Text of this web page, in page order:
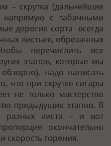
– скрутка (дальнейшие
напрямую с табачными
дорогие сорта всегда
листьев, обрезанных
перечислить все
этапов, которые мы
надо написать
что при скрутке сигары
не только мастерство
предыдущих этапов. В
разных листа – и вот
окончательно
скорость горения.